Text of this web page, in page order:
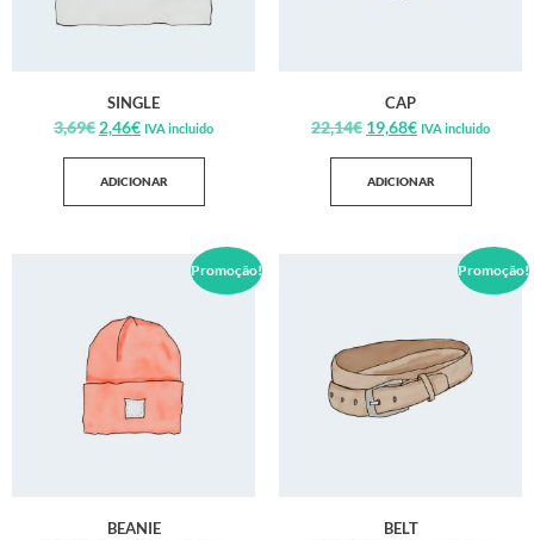
SINGLE
3,69€ 2,46€ IVA incluido
ADICIONAR
CAP
22,14€ 19,68€ IVA incluido
ADICIONAR
Promoção!
BEANIE
Promoção!
BELT